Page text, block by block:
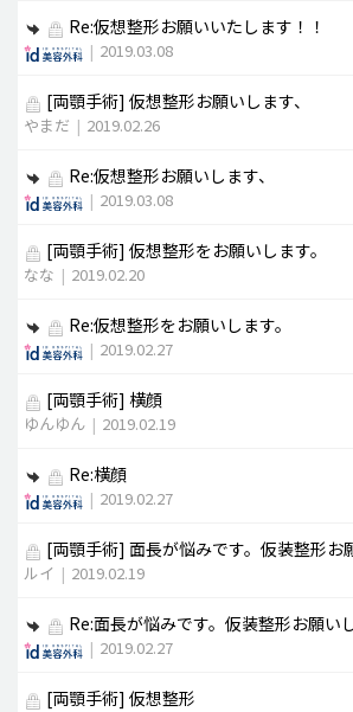
Re:仮想整形お願いいたします！！
| 2019.03.08
[両顎手術] 仮想整形お願いします、
やまだ | 2019.02.26
Re:仮想整形お願いします、
| 2019.03.08
[両顎手術] 仮想整形をお願いします。
なな | 2019.02.20
Re:仮想整形をお願いします。
| 2019.02.27
[両顎手術] 横顔
ゆんゆん | 2019.02.19
Re:横顔
| 2019.02.27
[両顎手術] 面長が悩みです。仮装整形お
ルイ | 2019.02.19
Re:面長が悩みです。仮装整形お願いし
| 2019.02.27
[両顎手術] 仮想整形